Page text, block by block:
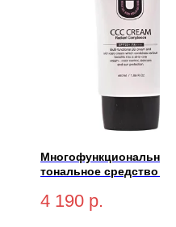
Многофункциональное
тональное средство
SPF50+ PA+++ (light-
4 190 р.